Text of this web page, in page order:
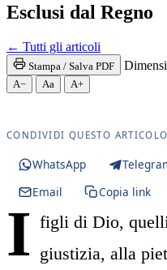
Esclusi dal Regno
← Tutti gli articoli
Stampa / Salva PDF
A− Aa A+
CONDIVIDI QUESTO ARTICOLO
WhatsApp
Email
Copia link
I figli di Dio,
giustizia, alla